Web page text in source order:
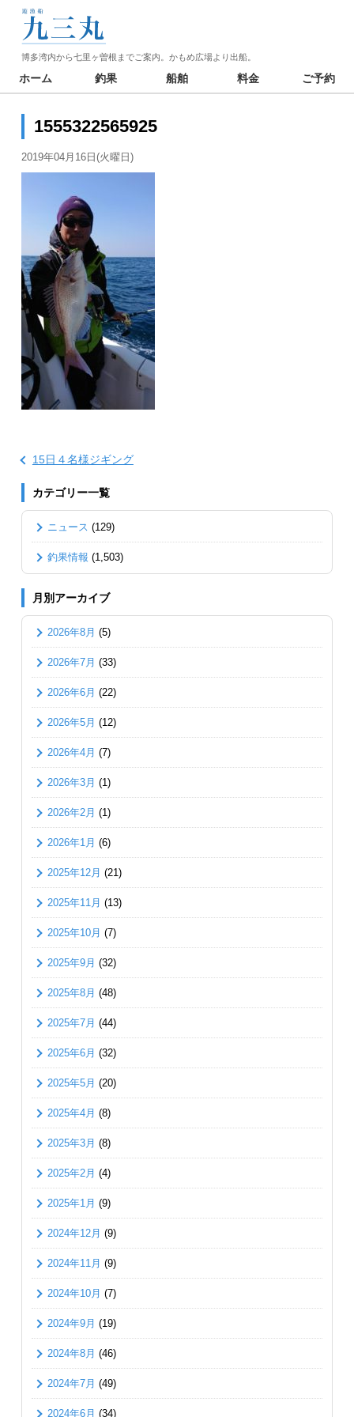
博多湾内から七里ヶ曽根までご案内。かもめ広場より出船。
ホーム 釣果 船舶 料金 ご予約
1555322565925
2019年04月16日(火曜日)
15日４名様ジギング
カテゴリー一覧
ニュース (129)
釣果情報 (1,503)
月別アーカイブ
2026年8月 (5)
2026年7月 (33)
2026年6月 (22)
2026年5月 (12)
2026年4月 (7)
2026年3月 (1)
2026年2月 (1)
2026年1月 (6)
2025年12月 (21)
2025年11月 (13)
2025年10月 (7)
2025年9月 (32)
2025年8月 (48)
2025年7月 (44)
2025年6月 (32)
2025年5月 (20)
2025年4月 (8)
2025年3月 (8)
2025年2月 (4)
2025年1月 (9)
2024年12月 (9)
2024年11月 (9)
2024年10月 (7)
2024年9月 (19)
2024年8月 (46)
2024年7月 (49)
2024年6月 (34)